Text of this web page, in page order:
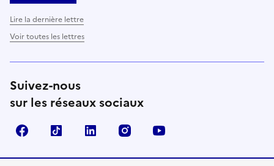
Lire la dernière lettre
Voir toutes les lettres
Suivez-nous
sur les réseaux sociaux
FacebookTikTok LinkedIn Instagram